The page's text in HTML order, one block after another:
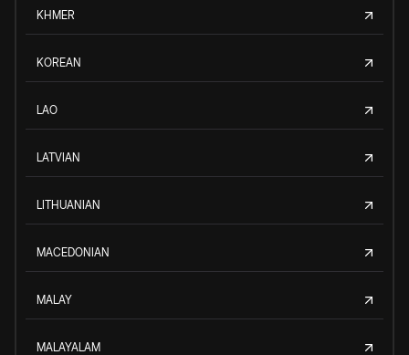
KHMER
KOREAN
LAO
LATVIAN
LITHUANIAN
MACEDONIAN
MALAY
MALAYALAM